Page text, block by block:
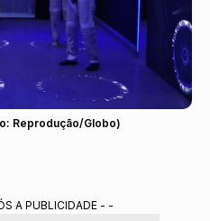
Reprodução/Globo)
A PUBLICIDADE - -